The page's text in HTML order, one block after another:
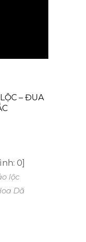
– ĐUA
0]
lộc
Dã